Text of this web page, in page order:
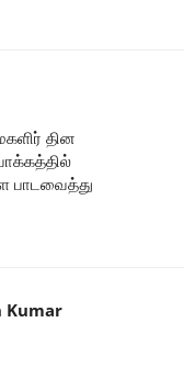
தின
பாடவைத்து
Kumar